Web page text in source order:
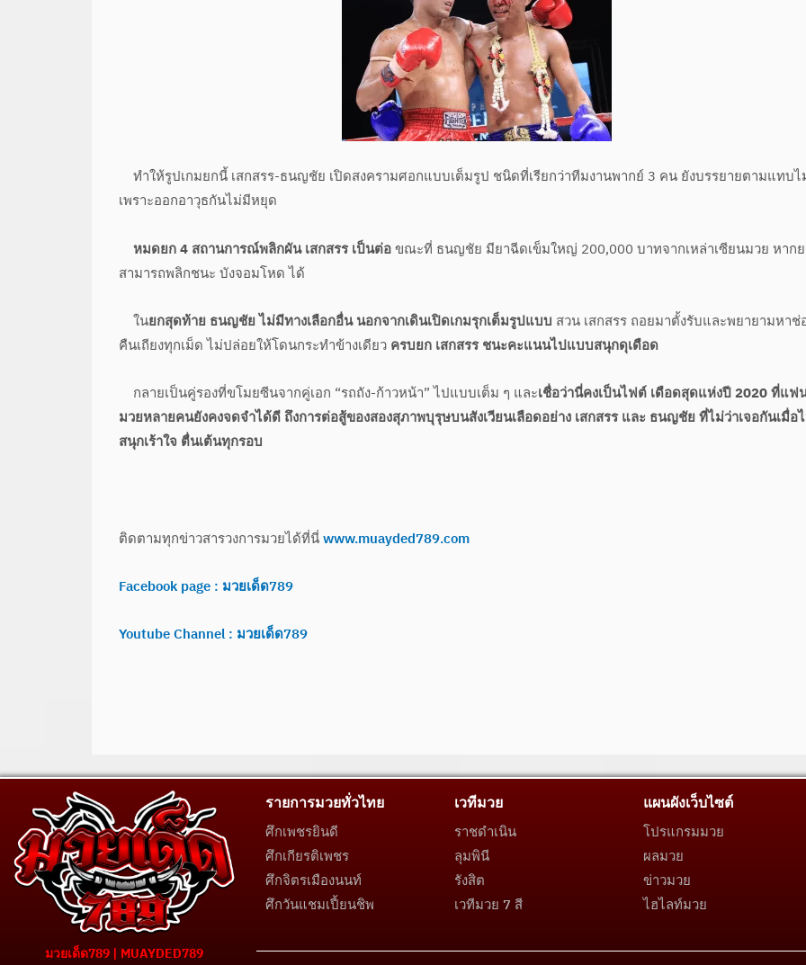
ทำให้รูปเกมยกนี้ เสกสรร-ธนญชัย เปิดสงครามศอกแบบเต็มรูป ชนิดที่เรียกว่าทีมงานพากย์ 3 คน ยังบรรยายตามแทบ
เพราะออกอาวุธกันไม่มีหยุด
หมดยก 4 สถานการณ์พลิกผัน เสกสรร เป็นต่อขณะที่ ธนญชัย มียาฉีดเข็มใหญ่ 200,000 บาทจากเหล่าเซียนมวย หาก
สามารถพลิกชนะ บังจอมโหด ได้
ในยกสุดท้าย ธนญชัย ไม่มีทางเลือกอื่น นอกจากเดินเปิดเกมรุกเต็มรูปแบบ สวน เสกสรร ถอยมาตั้งรับและพยายามหาช่
คืนเถียงทุกเม็ด ไม่ปล่อยให้โดนกระทำข้างเดียว ครบยก เสกสรร ชนะคะแนนไปแบบสนุกดุเดือด
กลายเป็นคู่รองที่ขโมยซีนจากคู่เอก “รถถัง-ก้าวหน้า” ไปแบบเต็ม ๆ และเชื่อว่านี่คงเป็นไฟต์ เดือดสุดแห่งปี 2020 ที่แ
มวยหลายคนยังคงจดจำได้ดี ถึงการต่อสู้ของสองสุภาพบุรุษบนสังเวียนเลือดอย่าง เสกสรร และ ธนญชัย ที่ไม่ว่าเจอกันเมื่อ
สนุกเร้าใจ ตื่นเต้นทุกรอบ
ติดตามทุกข่าวสารวงการมวยได้ที่นี่www.muayded789.com
Facebook page : มวยเด็ด789
Youtube Channel : มวยเด็ด789
มวยเด็ด789 | MUAYDED789
รายการมวยทั่วไทย
ศึกเพชรยินดี
ศึกเกียรติเพชร
ศึกจิตรเมืองนนท์
ศึกวันแชมเปี้ยนชิพ
เวทีมวย
ราชดำเนิน
ลุมพินี
รังสิต
เวทีมวย 7 สี
แผนผังเว็บไซต์
โปรแกรมมวย
ผลมวย
ข่าวมวย
ไฮไลท์มวย